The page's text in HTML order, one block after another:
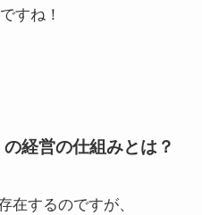
すね！
経営の仕組みとは？
在するのですが、